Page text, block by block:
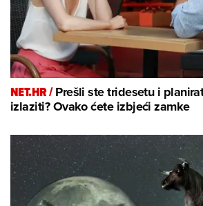
NET.HR /Prešli ste tridesetu i
izlaziti? Ovako ćete izbjeći zamke